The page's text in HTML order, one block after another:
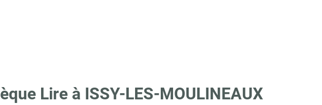
Lire à ISSY-LES-MOULINEAUX